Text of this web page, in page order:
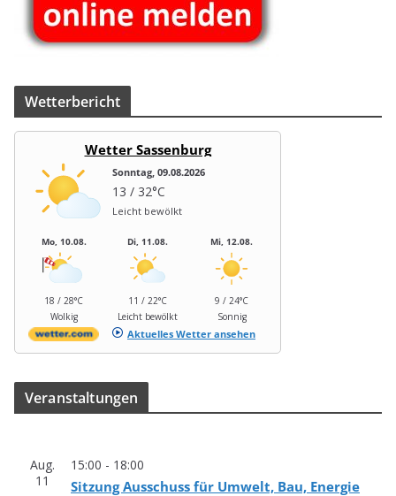
Wet­ter­be­richt
Wetter Sassenburg
Sonntag, 09.08.2026
13 / 32°C
Leicht bewölkt
Mo, 10.08.
18 / 28°C
Wolkig
Di, 11.08.
11 / 22°C
Leicht bewölkt
Mi, 12.08.
9 / 24°C
Sonnig
Aktuelles Wetter ansehen
Ver­an­stal­tun­gen
Aug.
11
15:00 - 18:00
Sit­zung Aus­schuss für Umwelt, Bau, Ener­gie